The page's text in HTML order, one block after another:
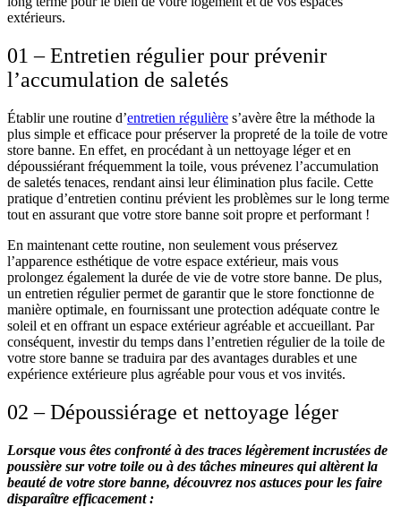
extérieurs.
01 – Entretien régulier pour prévenir
l’accumulation de saletés
Établir une routine d’entretien régulière s’avère être la méthode la
plus simple et efficace pour préserver la propreté de la toile de votre
store banne. En effet, en procédant à un nettoyage léger et en
dépoussiérant fréquemment la toile, vous prévenez l’accumulation
de saletés tenaces, rendant ainsi leur élimination plus facile. Cette
pratique d’entretien continu prévient les problèmes sur le long terme
tout en assurant que votre store banne soit propre et performant !
En maintenant cette routine, non seulement vous préservez
l’apparence esthétique de votre espace extérieur, mais vous
prolongez également la durée de vie de votre store banne. De plus,
un entretien régulier permet de garantir que le store fonctionne de
manière optimale, en fournissant une protection adéquate contre le
soleil et en offrant un espace extérieur agréable et accueillant. Par
conséquent, investir du temps dans l’entretien régulier de la toile de
votre store banne se traduira par des avantages durables et une
expérience extérieure plus agréable pour vous et vos invités.
02 – Dépoussiérage et nettoyage léger
Lorsque vous êtes confronté à des traces légèrement incrustées de
poussière sur votre toile ou à des tâches mineures qui altèrent la
beauté de votre store banne, découvrez nos astuces pour les faire
disparaître efficacement :